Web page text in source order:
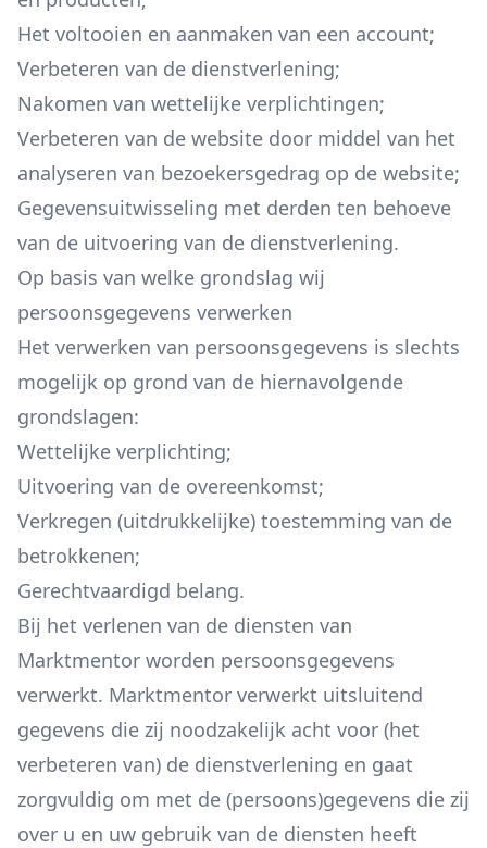
Het voltooien en aanmaken van een account;
Verbeteren van de dienstverlening;
Nakomen van wettelijke verplichtingen;
Verbeteren van de website door middel van het
analyseren van bezoekersgedrag op de website;
Gegevensuitwisseling met derden ten behoeve
van de uitvoering van de dienstverlening.
Op basis van welke grondslag wij
persoonsgegevens verwerken
Het verwerken van persoonsgegevens is slechts
mogelijk op grond van de hiernavolgende
grondslagen:
Wettelijke verplichting;
Uitvoering van de overeenkomst;
Verkregen (uitdrukkelijke) toestemming van de
betrokkenen;
Gerechtvaardigd belang.
Bij het verlenen van de diensten van
Marktmentor worden persoonsgegevens
verwerkt. Marktmentor verwerkt uitsluitend
gegevens die zij noodzakelijk acht voor (het
verbeteren van) de dienstverlening en gaat
zorgvuldig om met de (persoons)gegevens die zij
over u en uw gebruik van de diensten heeft